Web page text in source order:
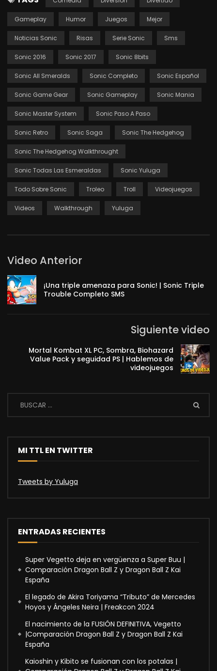
Gameplay Humor Juegos Mejor
Noticias Sonic Risas Serie Sonic Sms
Sonic 2016 Sonic 2017 Sonic 8bits
Sonic All Smeralds Sonic Completo Sonic Español
Sonic Game Gear Sonic Gameplay Sonic Mania
Sonic Master System Sonic Paso A Paso
Sonic Retro Sonic Saga Sonic The Hedgehog
Sonic The Hedgehog Walkthrought
Sonic Todas Las Esmeraldas Sonic Yuluga
Todo Sobre Sonic Troleo Troll Videojuegos
Videos Walkthrough Yuluga
Video Anterior
¡Una triple amenaza para Sonic! | Sonic Triple
Trouble Completo SMS
Siguiente video
Mortal Kombat XL PC, Sombra, Biohazard
Value Pack y seguidad PS | Hablemos de
videojuegos
MI TTL EN TWITTER
Tweets by Yuluga
ENTRADAS RECIENTES
Super Vegetto deja en vergüenza a Super Buu |
Comparación Dragon Ball Z y Dragon Ball Z Kai
España
El legado de Akira Toriyama “Tributo” de Mercedes
Hoyos y Ángeles Neira | Freakcon 2024
El nacimiento de la FUSIÓN DEFINITIVA, Vegetto
|Comparación Dragon Ball Z y Dragon Ball Z Kai
España
Kaioshin y Kibito se fusionan con los potalas |